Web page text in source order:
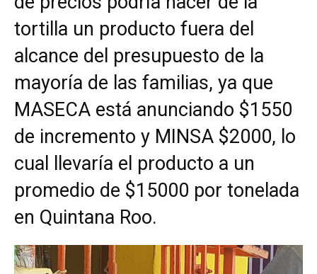
tortilla un producto fuera del
alcance del presupuesto de la
mayoría de las familias, ya que
MASECA está anunciando $1550
de incremento y MINSA $2000, lo
cual llevaría el producto a un
promedio de $15000 por tonelada
en Quintana Roo.